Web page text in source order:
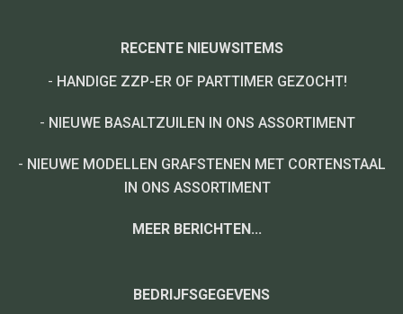
BEDRIJFSGEGEVENS
RECENTE NIEUWSITEMS
- HANDIGE ZZP-ER OF PARTTIMER GEZOCHT!
- NIEUWE BASALTZUILEN IN ONS ASSORTIMENT
- NIEUWE MODELLEN GRAFSTENEN MET CORTENSTAAL
IN ONS ASSORTIMENT
MEER BERICHTEN...